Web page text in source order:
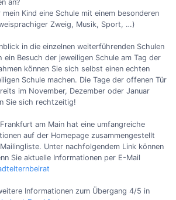
an?
Kind eine Schule mit einem besonderen
Zweig, Musik, Sport, …)
in die einzelnen weiterführenden Schulen
Besuch der jeweiligen Schule am Tag der
können Sie sich selbst einen echten
Schule machen. Die Tage der offenen Tür
im November, Dezember oder Januar
Sie sich rechtzeitig!
am Main hat eine umfangreiche
auf der Homepage zusammengestellt
Unter nachfolgendem Link können
Sie aktuelle Informationen per E-Mail
Informationen zum Übergang 4/5 in